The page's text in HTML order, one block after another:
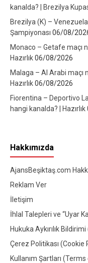
kanalda? | Brezilya
Brezilya (K) –
Şampiyonası 06/08/
Monaco – Getafe maçı
Hazırlık06/08/2026
Malaga – Al Arabi maçı
Hazırlık06/08/2026
Fiorentina – Deportivo
hangi kanalda? | Hazırlık
Hakkımızda
AjansBeşiktaş.com
Reklam Ver
İletişim
İhlal Talepleri ve “Uyar
Hukuka Aykırılık
Çerez Politikası (Cookie
Kullanım Şartları